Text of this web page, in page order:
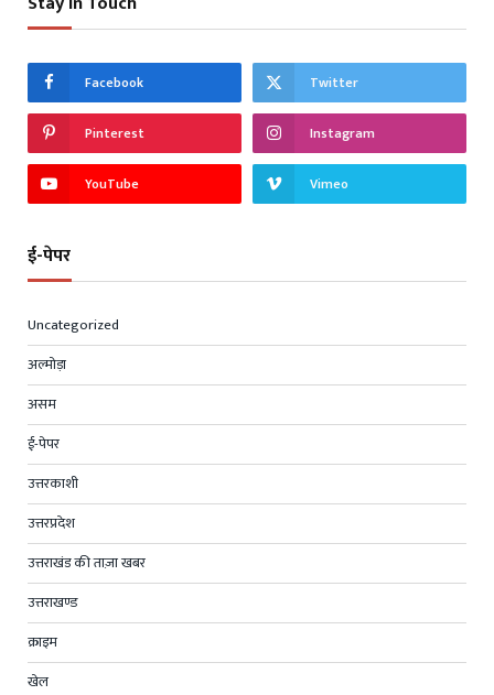
Facebook Twitter
Pinterest Instagram
YouTube Vimeo
ई-पेपर
Uncategorized
अल्मोड़ा
असम
ई-पेपर
उत्तरकाशी
उत्तरप्रदेश
उत्तराखंड की ताज़ा खबर
उत्तराखण्ड
क्राइम
खेल